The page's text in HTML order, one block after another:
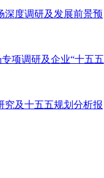
深度调研及发展前景预
项调研及企业“十五五
究及十五五规划分析报